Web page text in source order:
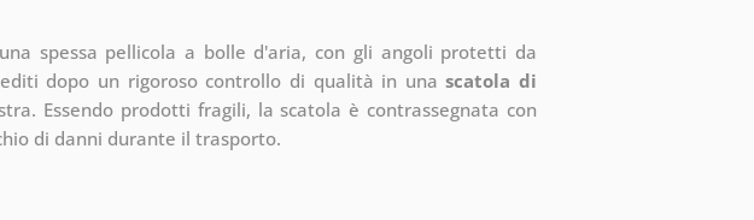
spessa pellicola a bolle d'aria, con gli angoli protetti da
dopo un rigoroso controllo di qualità in unascatola di
Essendo prodotti fragili, la scatola è contrassegnata con
di danni durante il trasporto.